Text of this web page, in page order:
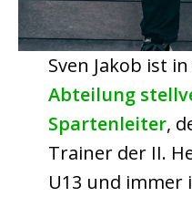
Sven Jakob ist
Abteilung
Spartenleiter,
Trainer der II.
U13 und immer